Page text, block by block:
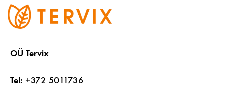
OÜ Tervix
Tel: +372 5011736